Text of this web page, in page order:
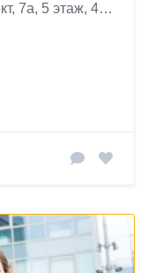
Гомель, Речицкий проспект, 7а, 5 этаж, 40 кабинет